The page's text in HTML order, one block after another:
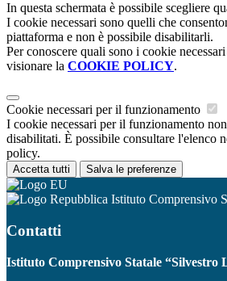
In questa schermata è possibile scegliere
I cookie necessari sono quelli che
piattaforma e non è possibile disabilitarli.
Per conoscere quali sono i cookie
visionare la COOKIE POLICY.
Cookie necessari per il funzionamento
I cookie necessari per il funzionamento
disabilitati. È possibile consultare l'elenco
policy.
Accetta tutti Salva le preferenze
Istituto Comprensivo
Contatti
Istituto Comprensivo Statale “Silvestro